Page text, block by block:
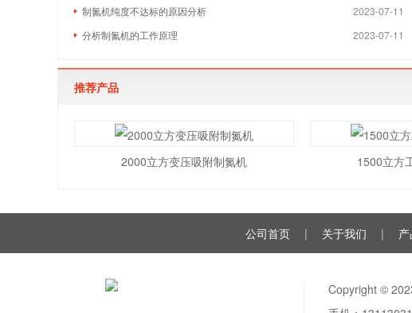
2023-07-11
制氮机纯度不达标的原因分析
2023-07-11
分析制氮机的工作原理
推荐产品
2000立方变压吸附制氮机 1500立方
公司首页 | 关于我们 |
Copyright ©